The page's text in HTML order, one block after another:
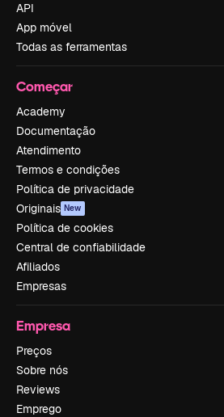
API
App móvel
Todas as ferramentas
Começar
Academy
Documentação
Atendimento
Termos e condições
Política de privacidade
Originais New
Política de cookies
Central de confiabilidade
Afiliados
Empresas
Empresa
Preços
Sobre nós
Reviews
Emprego